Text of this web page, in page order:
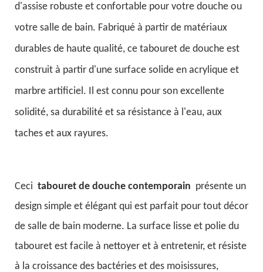
d'assise robuste et confortable pour votre douche ou
votre salle de bain. Fabriqué à partir de matériaux
durables de haute qualité, ce tabouret de douche est
construit à partir d'une surface solide en acrylique et
marbre artificiel. Il est connu pour son excellente
solidité, sa durabilité et sa résistance à l'eau, aux
taches et aux rayures.
Ceci tabouret de douche contemporain présente un
design simple et élégant qui est parfait pour tout décor
de salle de bain moderne. La surface lisse et polie du
tabouret est facile à nettoyer et à entretenir, et résiste
à la croissance des bactéries et des moisissures,